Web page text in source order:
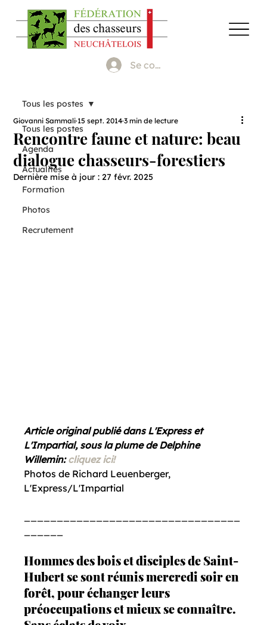
Se connecter
Tous les postes
Agenda
Actualités
Formation
Photos
Recrutement
Tous les postes
Rencontre faune et nature: beau
dialogue chasseurs-forestiers
Giovanni Sammali 15 sept. 2014 3 min de lecture
Dernière mise à jour :27 févr. 2025
Article original publié dans L'Express et
L'Impartial, sous la plume de Delphine
Willemin: cliquez ici!
Photos de Richard Leuenberger,
L'Express/L'Impartial
Hommes des bois et disciples de Saint-
Hubert se sont réunis mercredi soir en
forêt, pour échanger leurs
préoccupations et mieux se connaître.